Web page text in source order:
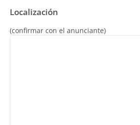
Localización
(confirmar con el anunciante)